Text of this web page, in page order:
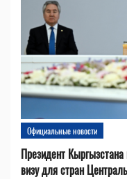
Официальные новости
Президент
визу для стран